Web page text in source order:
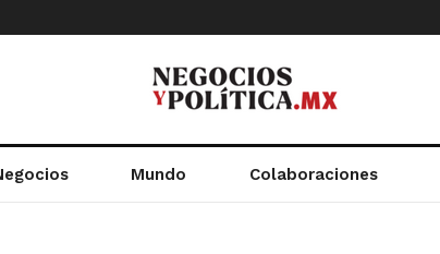
Mundo Colaboraciones